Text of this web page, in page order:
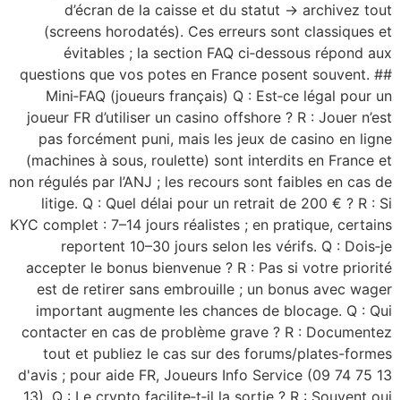
d’écran de la caisse et du statut → archivez tout
(screens horodatés). Ces erreurs sont classiques et
évitables ; la section FAQ ci‑dessous répond aux
questions que vos potes en France posent souvent. ##
Mini‑FAQ (joueurs français) Q : Est‑ce légal pour un
joueur FR d’utiliser un casino offshore ? R : Jouer n’est
pas forcément puni, mais les jeux de casino en ligne
(machines à sous, roulette) sont interdits en France et
non régulés par l’ANJ ; les recours sont faibles en cas de
litige. Q : Quel délai pour un retrait de 200 € ? R : Si
KYC complet : 7–14 jours réalistes ; en pratique, certains
reportent 10–30 jours selon les vérifs. Q : Dois‑je
accepter le bonus bienvenue ? R : Pas si votre priorité
est de retirer sans embrouille ; un bonus avec wager
important augmente les chances de blocage. Q : Qui
contacter en cas de problème grave ? R : Documentez
tout et publiez le cas sur des forums/plates-formes
d'avis ; pour aide FR, Joueurs Info Service (09 74 75 13
13). Q : Le crypto facilite‑t‑il la sortie ? R : Souvent oui